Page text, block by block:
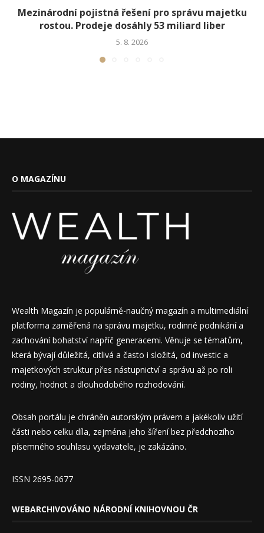
Mezinárodní pojistná řešení pro správu majetku
rostou. Prodeje dosáhly 53 miliard liber
5. 8. 2026
O MAGAZÍNU
Wealth Magazín je populárně-naučný magazín a multimediální
platforma zaměřená na správu majetku, rodinné podnikání a
zachování bohatství napříč generacemi. Věnuje se tématům,
která bývají důležitá, citlivá a často i složitá, od investic a
majetkových struktur přes nástupnictví a správu až po roli
rodiny, hodnot a dlouhodobého rozhodování.
Obsah portálu je chráněn autorským právem a jakékoliv užití
části nebo celku díla, zejména jeho šíření bez předchozího
písemného souhlasu vydavatele, je zakázáno.
ISSN 2695-0677
WEBARCHIVOVÁNO NÁRODNÍ KNIHOVNOU ČR